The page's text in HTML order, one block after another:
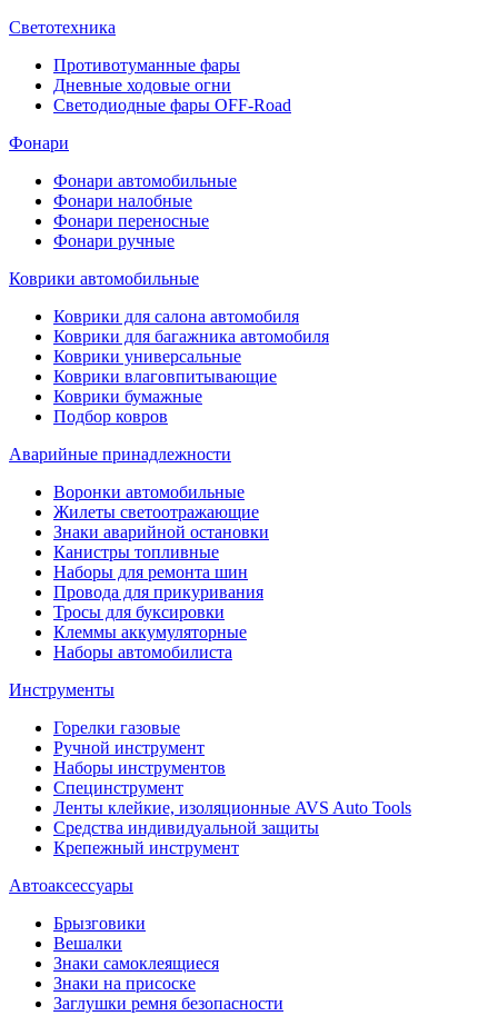
Светотехника
Противотуманные фары
Дневные ходовые огни
Светодиодные фары OFF-Road
Фонари
Фонари автомобильные
Фонари налобные
Фонари переносные
Фонари ручные
Коврики автомобильные
Коврики для салона автомобиля
Коврики для багажника автомобиля
Коврики универсальные
Коврики влаговпитывающие
Коврики бумажные
Подбор ковров
Аварийные принадлежности
Воронки автомобильные
Жилеты светоотражающие
Знаки аварийной остановки
Канистры топливные
Наборы для ремонта шин
Провода для прикуривания
Тросы для буксировки
Клеммы аккумуляторные
Наборы автомобилиста
Инструменты
Горелки газовые
Ручной инструмент
Наборы инструментов
Специнструмент
Ленты клейкие, изоляционные AVS Auto Tools
Средства индивидуальной защиты
Крепежный инструмент
Автоаксессуары
Брызговики
Вешалки
Знаки самоклеящиеся
Знаки на присоске
Заглушки ремня безопасности